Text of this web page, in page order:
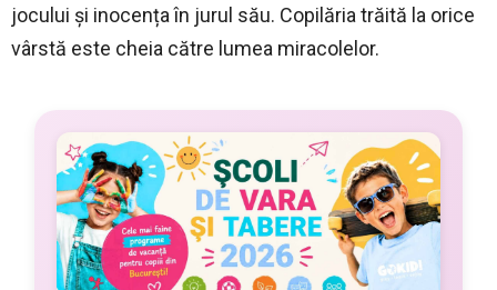
jocului și inocența în jurul său. Copilăria trăită la orice
vârstă este cheia către lumea miracolelor.